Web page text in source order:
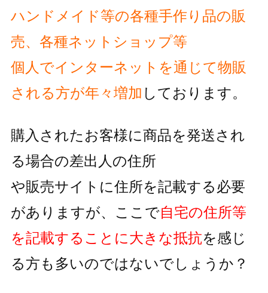
ハンドメイド等の各種手作り品の販
売、各種ネットショップ等
個人でインターネットを通じて物販
される方が年々増加 しております。
購入されたお客様に商品を発送され
る場合の差出人の住所
や販売サイトに住所を記載する必要
がありますが、 ここで自宅の住所等
を記載することに大きな抵抗を感じ
る方も多いのではないでしょうか？